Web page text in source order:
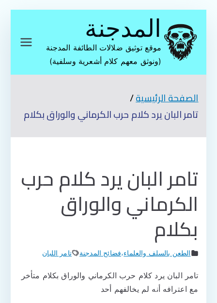
المحتوى
المدجنة
موقع توثيق ضلالات الطائفة المدجنة
(ونوثق معهم كلام أشعرية وسلفية)
الصفحة الرئيسية
تامر البان يرد كلام حرب الكرماني والوراق بكلام
تامر البان يرد كلام حرب
الكرماني والوراق
بكلام
الطعن بالسلف والعلماء،فضائح المدجنة تامر اللبان
تامر البان يرد كلام حرب الكرماني والوراق بكلام متأخر
مع اعترافه أنه لم يخالفهم أحد